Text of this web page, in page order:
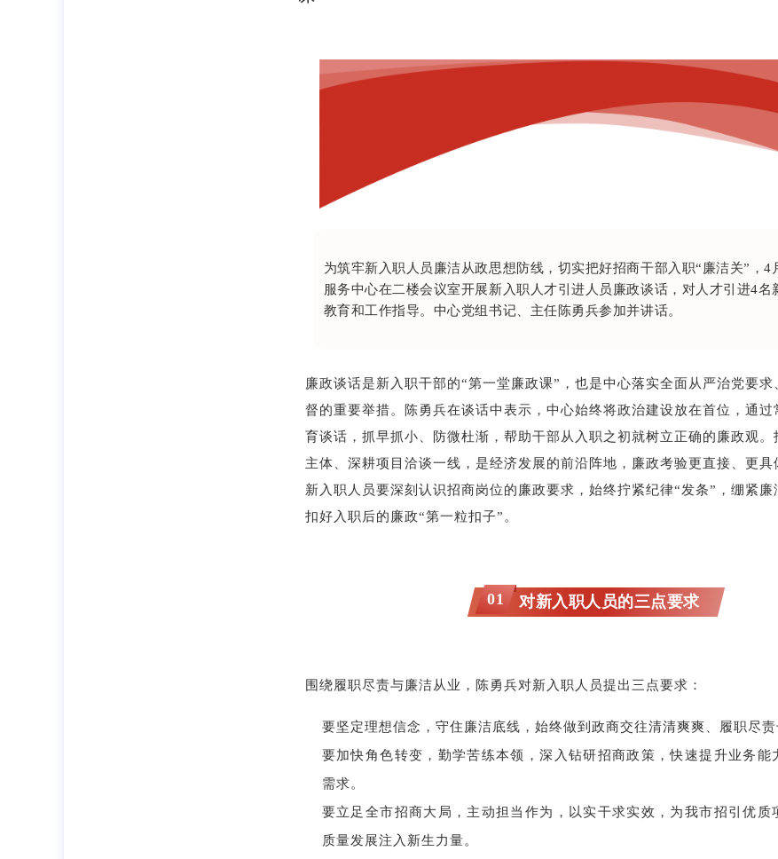
为筑牢新入职人员廉洁从政思想防线，切实把好招商干部入职“廉洁关”，4
服务中心在二楼会议室开展新入职人才引进人员廉政谈话，对人才引进4名
教育和工作指导。中心党组书记、主任陈勇兵参加并讲话。
廉政谈话是新入职干部的“第一堂廉政课”，也是中心落实全面从严治党要
督的重要举措。陈勇兵在谈话中表示，中心始终将政治建设放在首位，通过
育谈话，抓早抓小、防微杜渐，帮助干部从入职之初就树立正确的廉政观。
主体、深耕项目洽谈一线，是经济发展的前沿阵地，廉政考验更直接、更具
新入职人员要深刻认识招商岗位的廉政要求，始终拧紧纪律“发条”，绷紧
扣好入职后的廉政“第一粒扣子”。
01 对新入职人员的三点要求
围绕履职尽责与廉洁从业，陈勇兵对新入职人员提出三点要求：
要坚定理想信念，守住廉洁底线，始终做到政商交往清清爽爽、履职尽责
要加快角色转变，勤学苦练本领，深入钻研招商政策，快速提升业务能
需求。
要立足全市招商大局，主动担当作为，以实干求实效，为我市招引优质
质量发展注入新生力量。